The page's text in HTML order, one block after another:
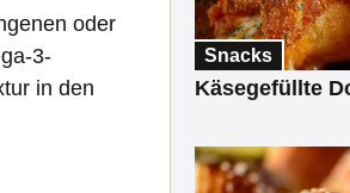
oder
3-
in den
Snacks
Käsegefüllte